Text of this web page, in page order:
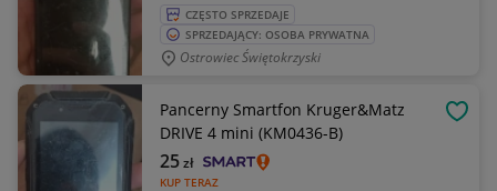
CZĘSTO SPRZEDAJE
SPRZEDAJĄCY: OSOBA PRYWATNA
Ostrowiec Świętokrzyski
Pancerny Smartfon Kruger&Matz
DRIVE 4 mini (KM0436-B)
KUP TERAZ
25zł